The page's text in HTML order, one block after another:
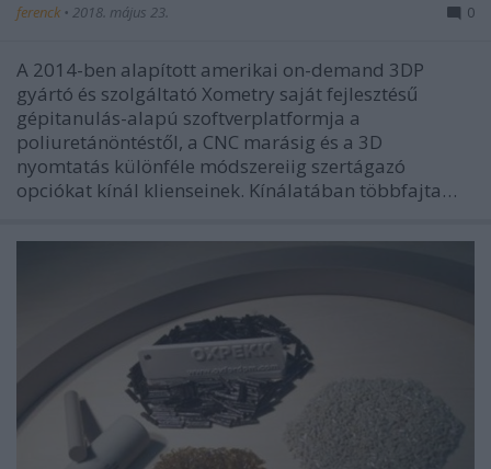
ferenck • 2018. május 23. 0
A 2014-ben alapított amerikai on-demand 3DP
gyártó és szolgáltató Xometry saját fejlesztésű
gépitanulás-alapú szoftverplatformja a
poliuretánöntéstől, a CNC marásig és a 3D
nyomtatás különféle módszereiig szertágazó
opciókat kínál klienseinek. Kínálatában többfajta…